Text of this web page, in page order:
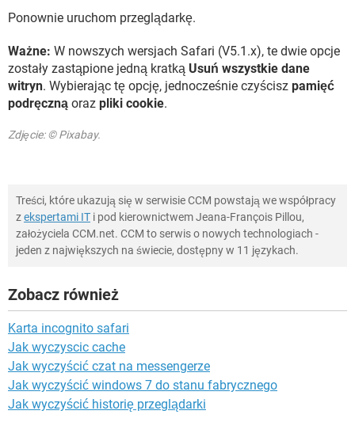
Ponownie uruchom przeglądarkę.
Ważne: W nowszych wersjach Safari (V5.1.x), te dwie opcje
zostały zastąpione jedną kratką Usuń wszystkie dane
witryn. Wybierając tę opcję, jednocześnie czyścisz pamięć
podręczną oraz pliki cookie.
Zdjęcie: © Pixabay.
Treści, które ukazują się w serwisie CCM powstają we współpracy
zekspertami IT i pod kierownictwem Jeana-François Pillou,
założyciela CCM.net. CCM to serwis o nowych technologiach -
jeden z największych na świecie, dostępny w 11 językach.
Zobacz również
Karta incognito safari
Jak wyczyscic cache
Jak wyczyścić czat na messengerze
Jak wyczyścić windows 7 do stanu fabrycznego
Jak wyczyścić historię przeglądarki